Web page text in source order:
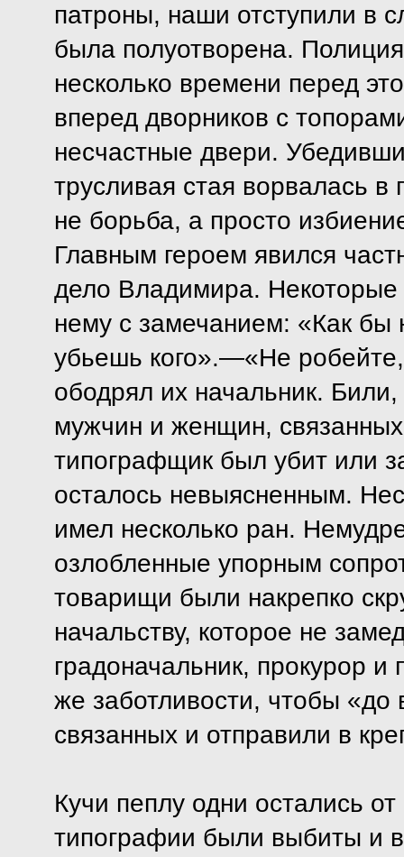
патроны, наши отступили в
была полуотворена.
несколько времени перед
вперед дворников с
несчастные двери.
трусливая стая ворвалась
не борьба, а просто
Главным героем явился
дело Владимира.
нему с замечанием: «Как бы
убьешь кого».—«Не
ободрял их начальник.
мужчин и женщин,
типографщик был убит или
осталось невыясненным.
имел несколько ран.
озлобленные упорным
товарищи были накрепко
начальству, которое не
градоначальник, прокурор
же заботливости, чтобы «до
связанных и отправили в
Кучи пеплу одни остались
типографии были выбиты и